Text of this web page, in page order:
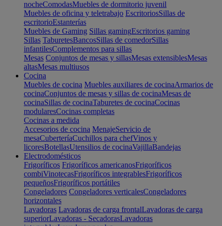
nocheComodasMuebles de dormitorio juvenil
Muebles de oficina y teletrabajo EscritoriosSillas de
escritorioEstanterías
Muebles de Gaming Sillas gamingEscritorios gaming
Sillas TaburetesBancosSillas de comedorSillas
infantilesComplementos para sillas
Mesas Conjuntos de mesas y sillasMesas extensiblesMesas
altasMesas multiusos
Cocina
Muebles de cocina Muebles auxiliares de cocinaArmarios de
cocinaConjuntos de mesas y sillas de cocinaMesas de
cocinaSillas de cocinaTaburetes de cocinaCocinas
modularesCocinas completas
Cocinas a medida
Accesorios de cocina MenajeServicio de
mesaCuberteríaCuchillos para chefVinos y
licoresBotellasUtensilios de cocinaVajillaBandejas
Electrodomésticos
Frigoríficos Frigoríficos americanosFrigoríficos
combiVinotecasFrigoríficos integrablesFrigoríficos
pequeñosFrigoríficos portátiles
Congeladores Congeladores verticalesCongeladores
horizontales
Lavadoras Lavadoras de carga frontalLavadoras de carga
superiorLavadoras - SecadorasLavadoras